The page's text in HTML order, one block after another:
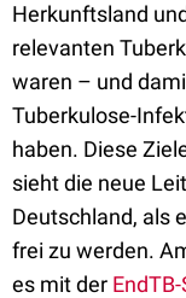
Herkunftsland
relevanten
waren – und
Tuberkulose-
haben. Diese
sieht die neue
Deutschland, als
frei zu werden.
es mit der